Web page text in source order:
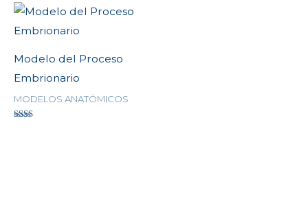
de
5
Modelo del Proceso
Embrionario
MODELOS ANATÓMICOS